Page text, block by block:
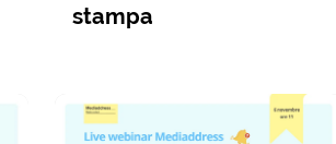
stampa